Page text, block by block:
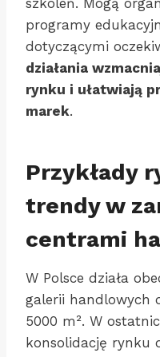
szkoleń. Mogą
programy
dotyczącymi
działania
rynku i ułatwiają
marek.
Przykłady
trendy w
centrami
W Polsce działa
galerii handlowych
5000 m². W
konsolidację rynku